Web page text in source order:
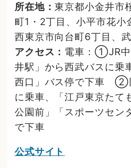
所在地：東京都小金井市
町1・2丁目、小平市花小
西東京市向台町6丁目、
アクセス： 電車：①JR中
井駅」から西武バスに乗
西口」バス停で下車 ②
に乗車、「江戸東京たて
公園前」「スポーツセン
で下車
公式サイト